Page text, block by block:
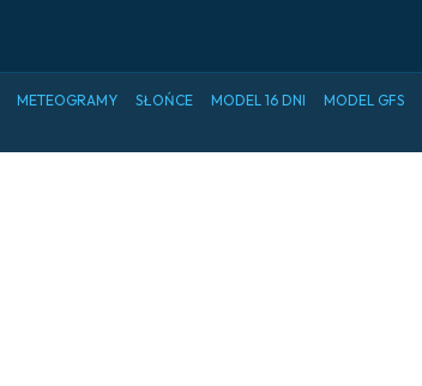
METEOGRAMY SŁOŃCE MODEL 16 DNI MODEL GFS